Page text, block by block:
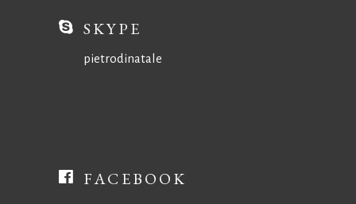
SKYPE
pietrodinatale
FACEBOOK